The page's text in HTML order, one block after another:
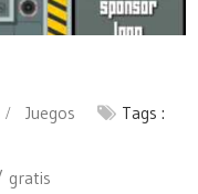
Juegos
Tags :
gratis